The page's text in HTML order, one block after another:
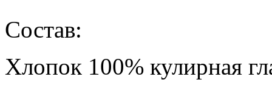
Состав:
Хлопок 100% кулирная